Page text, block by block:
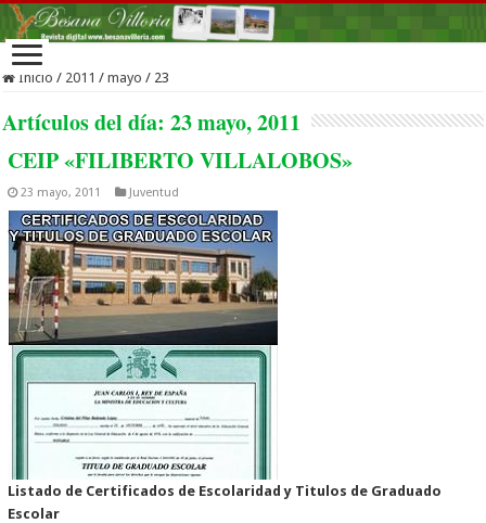
Inicio / 2011 / mayo / 23
Artículos del día:23 mayo, 2011
CEIP «FILIBERTO VILLALOBOS»
23 mayo, 2011 Juventud
Listado de Certificados de Escolaridad y Titulos de Graduado
Escolar